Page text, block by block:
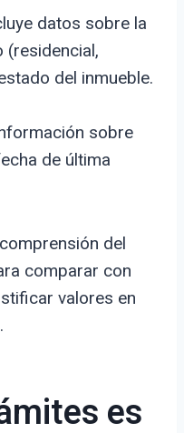
datos sobre la
(residencial,
del inmueble.
sobre
de última
del
comparar con
valores en
es